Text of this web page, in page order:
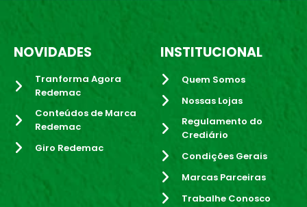
NOVIDADES
Tranforma Agora
Redemac
Conteúdos de Marca
Redemac
Giro Redemac
INSTITUCIONAL
Quem Somos
Nossas Lojas
Regulamento do
Crediário
Condições Gerais
Marcas Parceiras
Trabalhe Conosco